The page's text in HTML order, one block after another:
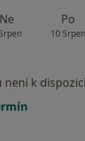
Ne Po
10 Srpen
není k dispozici